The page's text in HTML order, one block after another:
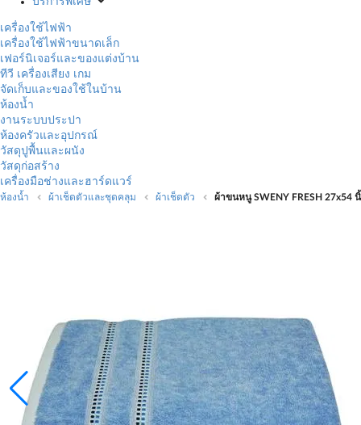
เครื่องใช้ไฟฟ้า
เครื่องใช้ไฟฟ้าขนาดเล็ก
เฟอร์นิเจอร์และของแต่งบ้าน
ทีวี เครื่องเสียง เกม
จัดเก็บและของใช้ในบ้าน
ห้องน้ำ
งานระบบประปา
ห้องครัวและอุปกรณ์
วัสดุปูพื้นและผนัง
วัสดุก่อสร้าง
เครื่องมือช่างและฮาร์ดแวร์
ห้องน้ำ ผ้าเช็ดตัวและชุดคลุม ผ้าเช็ดตัว ผ้าขนหนู SWENY FRESH 27x54